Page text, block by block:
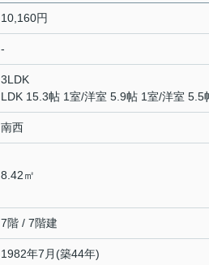
10,160円
-
3LDK
LDK 15.3帖 1室/洋室 5.9帖 1室/洋室 5.5
南西
8.42㎡
7階 / 7階建
1982年7月(築44年)